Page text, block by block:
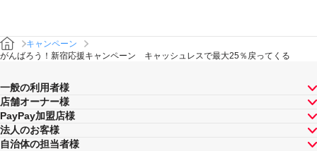
キャンペーン
がんばろう！新宿応援キャンペーン キャッシュレスで最大25％戻ってくる
一般の利用者様
店舗オーナー様
PayPay加盟店様
法人のお客様
自治体の担当者様